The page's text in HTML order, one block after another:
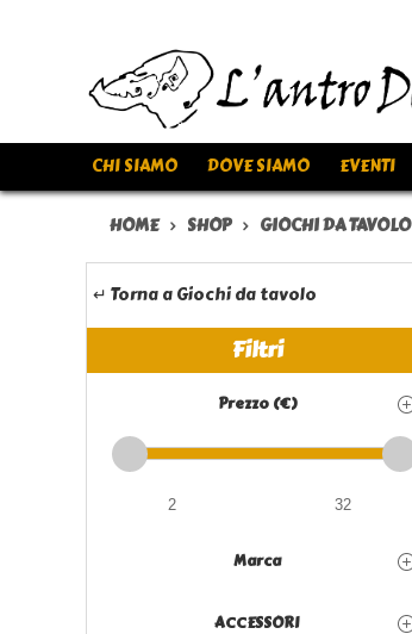
CHI SIAMO DOVE SIAMO EVENTI
HOME SHOP GIOCHI DA TAVOLO
↵ Torna a Giochi da tavolo
Filtri
Prezzo (€)
Marca
ACCESSORI